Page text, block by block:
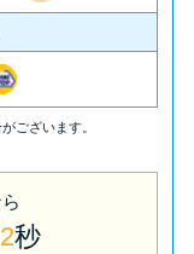
ございます。
秒